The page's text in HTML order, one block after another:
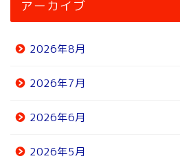
アーカイブ
2026年8月
2026年7月
2026年6月
2026年5月